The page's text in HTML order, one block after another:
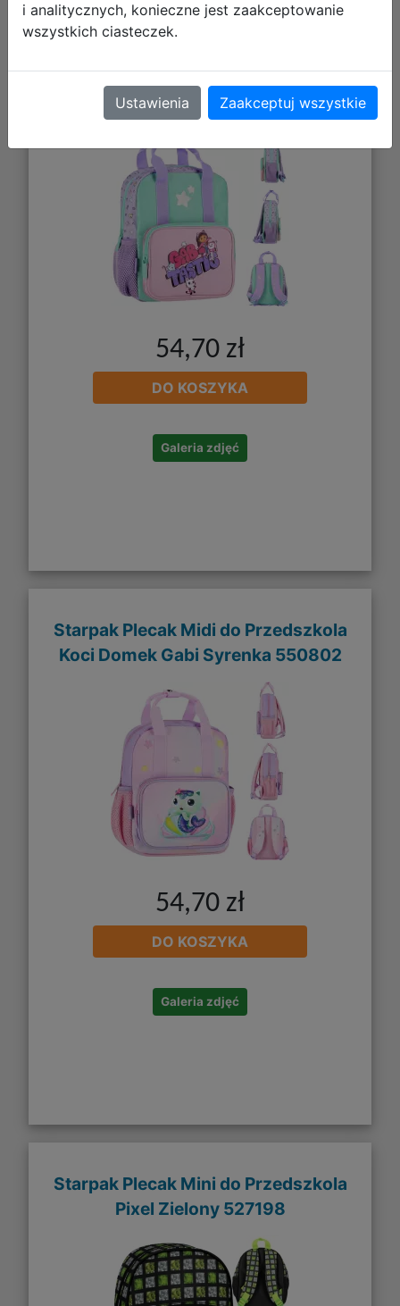
Starpak Plecak Midi do Przedszkola
Koci Domek Gabi 550804
54,70 zł
DO KOSZYKA
Galeria zdjęć
Starpak Plecak Midi do Przedszkola
Koci Domek Gabi Syrenka 550802
54,70 zł
DO KOSZYKA
Galeria zdjęć
Starpak Plecak Mini do Przedszkola
Pixel Zielony 527198
i analitycznych, konieczne jest zaakceptowanie
wszystkich ciasteczek.
Ustawienia Zaakceptuj wszystkie